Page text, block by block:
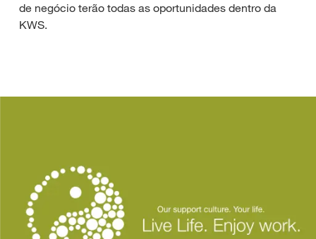
de negócio terão todas as oportunidades dentro da
KWS.